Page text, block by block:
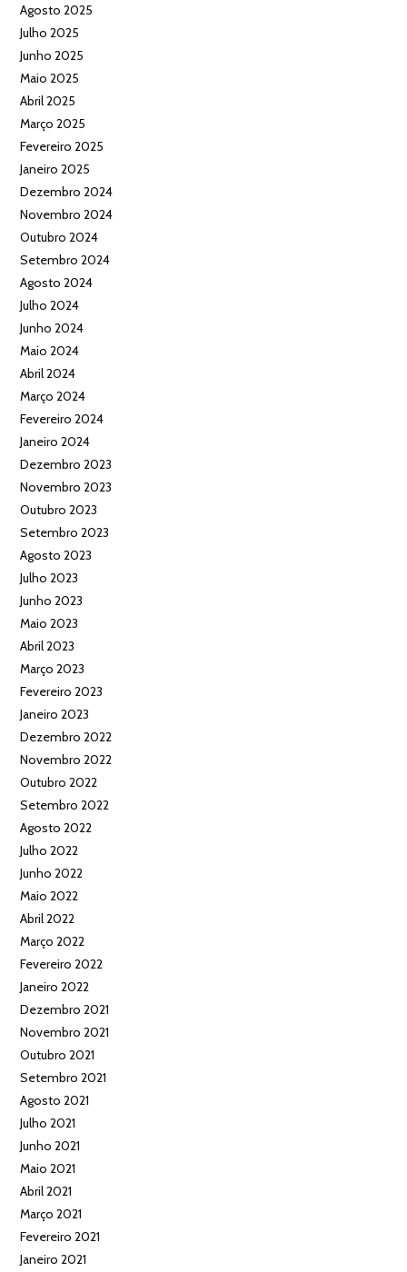
Agosto 2025
Julho 2025
Junho 2025
Maio 2025
Abril 2025
Março 2025
Fevereiro 2025
Janeiro 2025
Dezembro 2024
Novembro 2024
Outubro 2024
Setembro 2024
Agosto 2024
Julho 2024
Junho 2024
Maio 2024
Abril 2024
Março 2024
Fevereiro 2024
Janeiro 2024
Dezembro 2023
Novembro 2023
Outubro 2023
Setembro 2023
Agosto 2023
Julho 2023
Junho 2023
Maio 2023
Abril 2023
Março 2023
Fevereiro 2023
Janeiro 2023
Dezembro 2022
Novembro 2022
Outubro 2022
Setembro 2022
Agosto 2022
Julho 2022
Junho 2022
Maio 2022
Abril 2022
Março 2022
Fevereiro 2022
Janeiro 2022
Dezembro 2021
Novembro 2021
Outubro 2021
Setembro 2021
Agosto 2021
Julho 2021
Junho 2021
Maio 2021
Abril 2021
Março 2021
Fevereiro 2021
Janeiro 2021